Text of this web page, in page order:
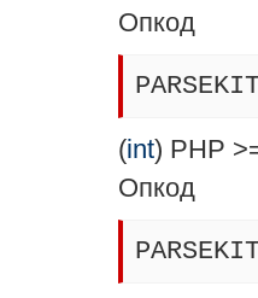
Опкод
(int) PHP
Опкод